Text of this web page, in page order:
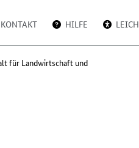
KONTAKT HILFE
für Landwirtschaft und